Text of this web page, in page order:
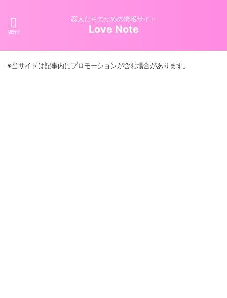
恋人たちのための情報サイト
Love Note
※当サイトは記事内にプロモーションが含む場合があります。